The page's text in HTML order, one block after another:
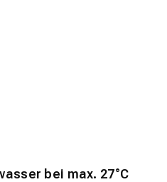
bei max. 27°C